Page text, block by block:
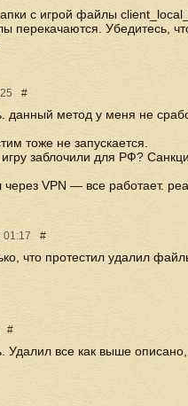
с игрой файлы
перекачаются. Убедитесь,
#
данный метод у меня не
тоже не запускается.
заблочили для РФ?
VPN — все работает.
01:17 #
что протестил удалил
#
Удалил все как выше описано,